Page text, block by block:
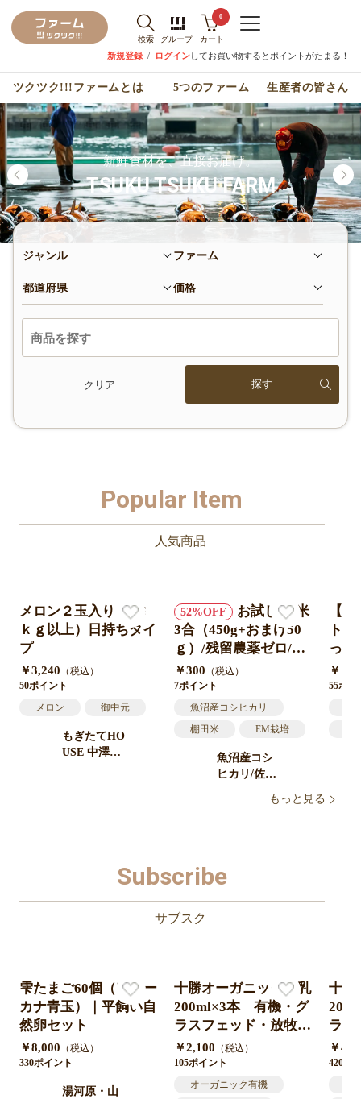
検索 グループ
0
カート
新規登録 / ログインしてお買い物するとポイントがたまる！
ツクツク!!!ファームとは 5つのファーム 生産者の皆さん
新鮮食材を、直接お届け。
TSUKU TSUKU FARM
ジャンル ファーム
都道府県 価格
クリア
もっと見る
Popular Item
人気商品
メロン２玉入り（2.6
ｋｇ以上）日持ちタイ
プ
￥3,240 （税込）
50ポイント
メロン
御中元
もぎたてHO
USE 中澤農
52
お試し/精米
3合（450g+おまけ50
ｇ）/残留農薬ゼロ/棚
田米/￥250
￥300 （税込）
7ポイント
魚沼産コシヒカリ
棚田米
EM栽培
送料無料
新潟
魚沼産コシ
ヒカリ/佐藤
【
ト
っぷ
ラ/
￥
55ポイ
Subscribe
サブスク
雫たまご60個（アロー
カナ青玉）｜平飼い自
然卵セット
￥8,000 （税込）
330ポイント
湯河原・山
十勝オーガニック牛乳
200ml×3本 有機・グ
ラスフェッド・放牧・
ノンホモ・低温殺菌・
A2ミルク・北海道十
勝・産地直送
￥2,100 （税込）
105ポイント
オーガニック有機
十勝
ラス
ノ
A2
￥
420ポ